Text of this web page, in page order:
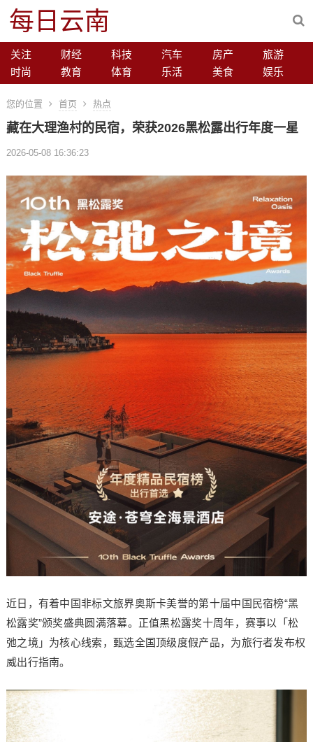
每日云南
关注 财经 科技 汽车 房产
旅游
时尚
教育 体育 乐活 美食 娱乐
您的位置 首页 热点
藏在大理渔村的民宿，荣获2026黑松露出行年度一星
2026-05-08 16:36:23
近日，有着中国非标文旅界奥斯卡美誉的第十届中国民宿榜“黑
松露奖”颁奖盛典圆满落幕。正值黑松露奖十周年，赛事以「松
弛之境」为核心线索，甄选全国顶级度假产品，为旅行者发布权
威出行指南。